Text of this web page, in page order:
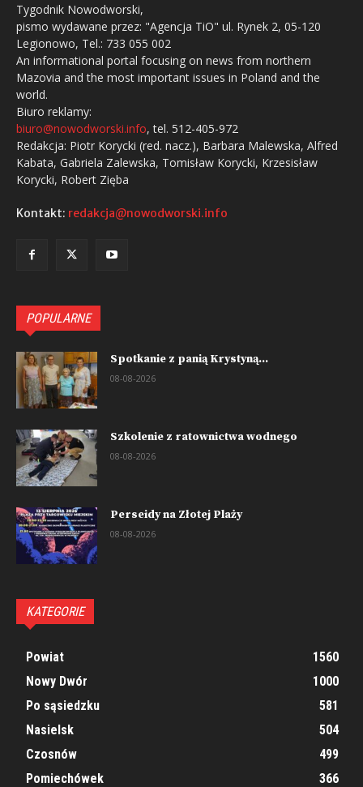
Tygodnik Nowodworski,
pismo wydawane przez: "Agencja TiO" ul. Rynek 2, 05-120
Legionowo, Tel.: 733 055 002
An informational portal focusing on news from northern
Mazovia and the most important issues in Poland and the
world.
Biuro reklamy:
biuro@nowodworski.info, tel. 512-405-972
Redakcja: Piotr Korycki (red. nacz.), Barbara Malewska, Alfred
Kabata, Gabriela Zalewska, Tomisław Korycki, Krzesisław
Korycki, Robert Zięba
Kontakt: redakcja@nowodworski.info
POPULARNE
Spotkanie z panią Krystyną...
08-08-2026
Szkolenie z ratownictwa wodnego
08-08-2026
Perseidy na Złotej Plaży
08-08-2026
KATEGORIE
Powiat
1560
Nowy Dwór
1000
Po sąsiedzku
581
Nasielsk
504
Czosnów
499
Pomiechówek
366